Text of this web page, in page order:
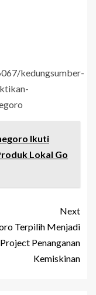
kedungsumber-
Ikuti
Lokal Go
Next
Terpilih Menjadi
Penanganan
Kemiskinan